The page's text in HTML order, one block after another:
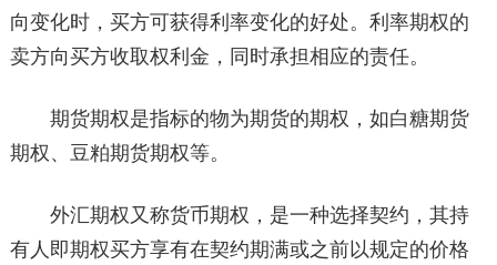
向变化时，买方可获得利率变化的好处。利率期权的
卖方向买方收取权利金，同时承担相应的责任。
期货期权是指标的物为期货的期权，如白糖期货
期权、豆粕期货期权等。
外汇期权又称货币期权，是一种选择契约，其持
有人即期权买方享有在契约期满或之前以规定的价格